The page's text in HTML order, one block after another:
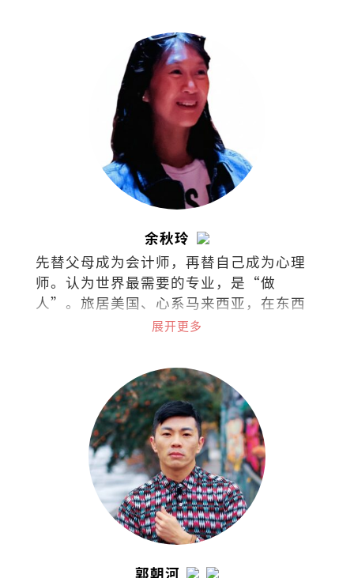
其（2019）、台湾（2023）、尼泊尔
（2024）和约旦（2024）。
余秋玲
先替父母成为会计师，再替自己成为心理
师。认为世界最需要的专业，是“做
人”。旅居美国、心系马来西亚，在东西
文化间拉扯。试着把拉扯化成视野，把矛
展开更多
郭朝河